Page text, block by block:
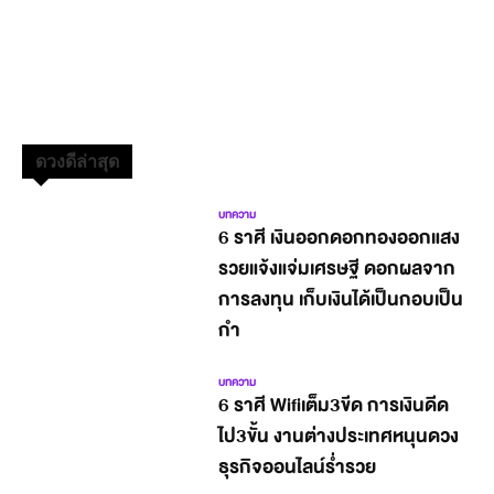
ดวงดีล่าสุด
บทความ
6 ราศี เงินออกดอกทองออกแสง
รวยแจ้งแจ่มเศรษฐี ดอกผลจาก
การลงทุน เก็บเงินได้เป็นกอบเป็น
กำ
บทความ
6 ราศี Wifiเต็ม3ขีด การเงินดีด
ไป3ขั้น งานต่างประเทศหนุนดวง
ธุรกิจออนไลน์ร่ำรวย